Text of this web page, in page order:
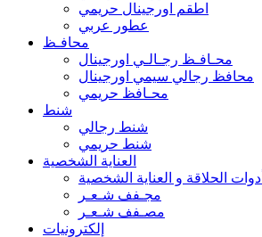
اطقم اورجينال حريمي
عطور عربي
محافـظ
محـافـظ رجـالـي اورجينال
محافظ رجالي سيمي اورجينال
محـافظ حريمي
شنط
شنط رجالي
شنط حريمي
العناية الشخصية
أدوات الحلاقة و العناية الشخصية
مجـفف شـعـر
مصـفف شـعـر
إلكترونيات